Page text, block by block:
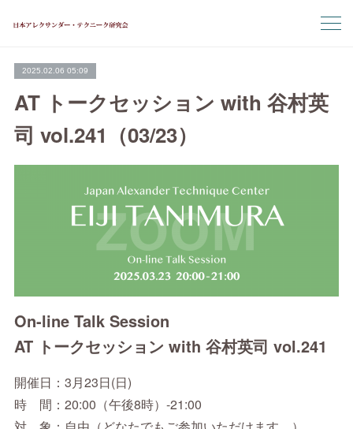
2025.02.06 05:09
AT トークセッション with 谷村英
司 vol.241（03/23）
On-line Talk Session
AT トークセッション with 谷村英司 vol.241
開催日：3月23日(日)
時 間：20:00（午後8時）-21:00